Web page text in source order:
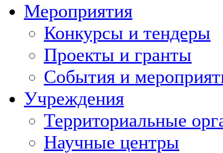
Мероприятия
Конкурсы и тендеры
Проекты и гранты
События и
Учреждения
Территориальные
Научные центры